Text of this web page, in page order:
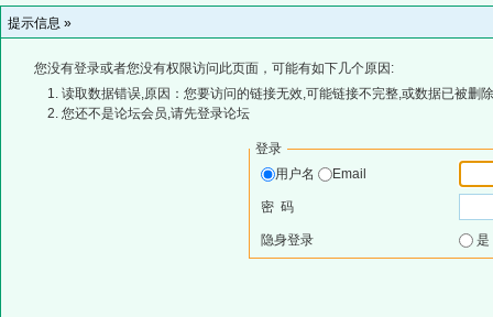
提示信息 »
您没有登录或者您没有权限访问此页面，可能有如下几个原因:
读取数据错误,原因：您要访问的链接无效,可能链接不完整,或数据已被删
您还不是论坛会员,请先登录论坛
登录
用户名
Email
密 码
隐身登录